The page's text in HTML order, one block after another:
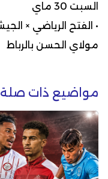
السبت 30 ماي
مولاي الحسن بالرباط
مواضيع ذات صلة